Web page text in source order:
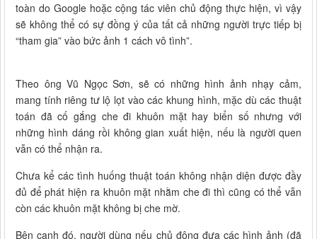
toàn do Google hoặc cộng tác viên chủ động thực hiện, vì vậy
sẽ không thể có sự đồng ý của tất cả những người trực tiếp bị
“tham gia” vào bức ảnh 1 cách vô tình”.
Theo ông Vũ Ngọc Sơn, sẽ có những hình ảnh nhạy cảm,
mang tính riêng tư lộ lọt vào các khung hình, mặc dù các thuật
toán đã cố gắng che đi khuôn mặt hay biển số nhưng với
những hình dáng rồi không gian xuất hiện, nếu là người quen
vẫn có thể nhận ra.
Chưa kể các tình huống thuật toán không nhận diện được đầy
đủ để phát hiện ra khuôn mặt nhằm che đi thì cũng có thể vẫn
còn các khuôn mặt không bị che mờ.
Bên cạnh đó, người dùng nếu chủ động đưa các hình ảnh (đã